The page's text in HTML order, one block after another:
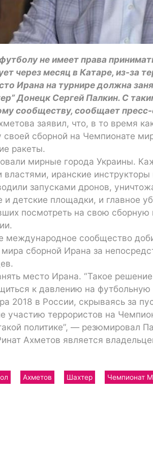
не имеет права
через месяц в Катаре, из-за
Ирана на турнире должна
Донецк Сергей Палкин. С
сообществу, сообщает пресс-
заявил, что, в то время
своей сборной на Чемпионате
ракеты.
мирные города Украины.
властями, иранские
запусками дронов,
детские площадки, и главное
посмотреть на свою
сообщество
сборной Ирана за
место Ирана. “Такое
к давлению на
2018 в России, скрываясь за
участию террористов на
политике”, — резюмировал
Ахметов является
Ахметов Шахтер Чемпионат